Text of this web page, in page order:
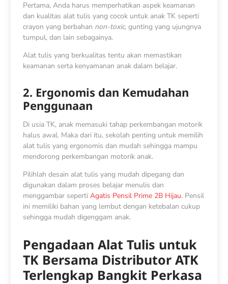
Pertama, Anda harus memperhatikan aspek keamanan
dan kualitas alat tulis yang cocok untuk anak TK seperti
crayon yang berbahan non-toxic, gunting yang ujungnya
tumpul, dan lain sebagainya.
Alat tulis yang berkualitas tentu akan memastikan
keamanan serta kenyamanan anak dalam belajar.
2. Ergonomis dan Kemudahan
Penggunaan
Di usia TK, anak memasuki tahap perkembangan motorik
halus awal. Maka dari itu, sekolah penting untuk memilih
alat tulis yang ergonomis dan mudah sehingga mampu
mendorong perkembangan motorik anak.
Pilihlah desain alat tulis yang mudah dipegang dan
digunakan dalam proses belajar menulis dan
menggambar sepertiAgatis Pensil Prime 2B Hijau. Pensil
ini memiliki bahan yang lembut dengan ketebalan cukup
sehingga mudah digenggam anak.
Pengadaan Alat Tulis untuk
TK Bersama Distributor ATK
Terlengkap Bangkit Perkasa